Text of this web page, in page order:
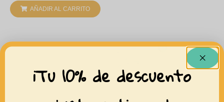
AÑADIR AL CARRITO
¡Tu 10% de descuento